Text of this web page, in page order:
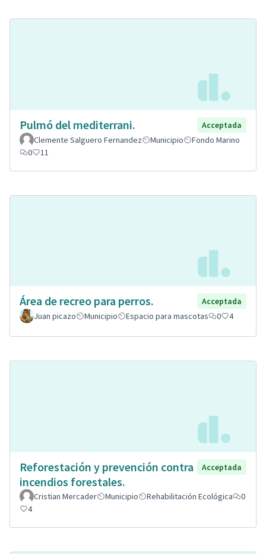
Pulmó del mediterrani.
Acceptada
Clemente Salguero Fernandez
Municipio
Fondo Marino
0
11
Área de recreo para perros.
Acceptada
Juan picazo
Municipio Espacio para mascotas 0 4
Reforestación y prevención contra
incendios forestales.
Acceptada
Cristian Mercader Municipio Rehabilitación Ecológica
0
4